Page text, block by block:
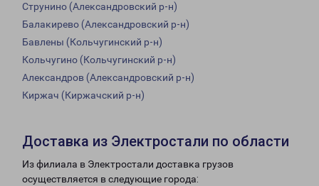
Струнино (Александровский р-н)
Балакирево (Александровский р-н)
Бавлены (Кольчугинский р-н)
Кольчугино (Кольчугинский р-н)
Александров (Александровский р-н)
Киржач (Киржачский р-н)
Доставка из Электростали по области
Из филиала в Электростали доставка грузов
осуществляется в следующие города: